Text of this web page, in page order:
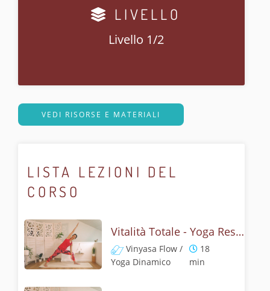
LIVELLO
Livello 1/2
VEDI RISORSE E MATERIALI
LISTA LEZIONI DEL
CORSO
Vitalità Totale - Yoga Reset
Vinyasa Flow /
Yoga Dinamico
18
min